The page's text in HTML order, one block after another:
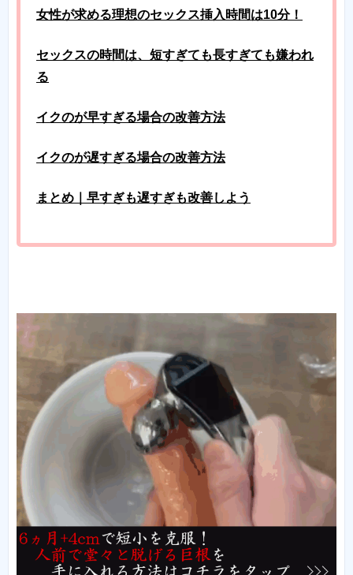
女性が求める理想のセックス挿入時間は10分！
セックスの時間は、短すぎても長すぎても嫌われ
る
イクのが早すぎる場合の改善方法
イクのが遅すぎる場合の改善方法
まとめ｜早すぎも遅すぎも改善しよう